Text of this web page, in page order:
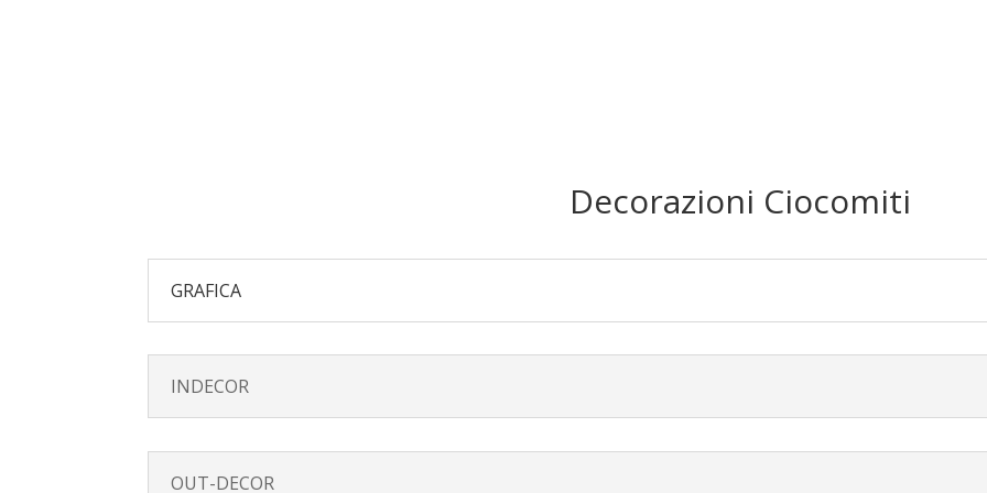
Decorazioni Ciocomiti
GRAFICA
INDECOR
OUT-DECOR